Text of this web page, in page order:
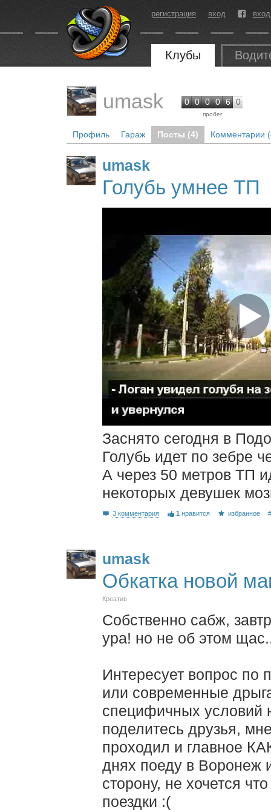
регистрация вход
Клубы
umask 0 0 0 0 6 0
пробег
Профиль Гараж Посты (4) Комментарии
umask
Голубь умнее ТП
Заснято сегодня в
Голубь идет по зебре
А через 50 метров ТП
некоторых девушек
3 комментария 1 нравится избранное
umask
Обкатка новой
Креатив
Собственно сабж,
ура! но не об этом
Интересует вопрос по
или современные
специфичных
поделитесь друзья,
проходил и главное
днях поеду в Воронеж
сторону, не хочется
поездки :(